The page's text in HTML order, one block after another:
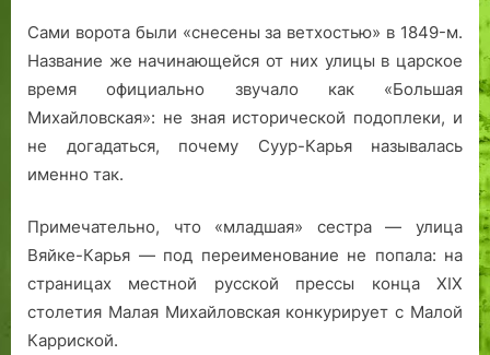
Сами ворота были «снесены за ветхостью» в 1849-м.
Название же начинающейся от них улицы в царское
время официально звучало как «Большая
Михайловская»: не зная исторической подоплеки, и
не догадаться, почему Суур-Карья называлась
именно так.
Примечательно, что «младшая» сестра — улица
Вяйке-Карья — под переименование не попала: на
страницах местной русской прессы конца XIX
столетия Малая Михайловская конкурирует с Малой
Карриской.